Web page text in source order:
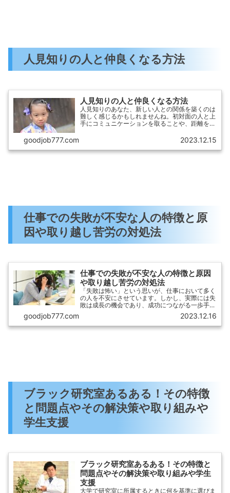
人見知りの人と仲良くなる方法
人見知りの人と仲良くなる方法
人見知りのあなた、新しい人との関係を築くのは
難しく感じるかもしれませんね。初対面の人と上
手にコミュニケーションを取ることや、距離を縮
ょうか。この記事では、人見知りの人と仲良くな
goodjob777.com 2023.12.15
仕事での失敗が不安な人の特徴と原
因や取り越し苦労の対処法
仕事での失敗が不安な人の特徴と原因
や取り越し苦労の対処法
「失敗は怖い」という思いが、仕事において多く
の人を不安にさせています。しかし、実際には失
敗は成長の機会であり、成功につながる一歩手前
ともいえます。この記事では、「仕事での失敗が
不安な人」に焦点を当て、その特徴や原因、また
取り越し苦労の対処法について分かりやすく解説
goodjob777.com 2023.12.16
ブラック研究室あるある！その特徴
と問題点やその解決策や取り組みや
学生支援
ブラック研究室あるある！その特徴と
問題点やその解決策や取り組みや学生
支援
大学で研究室に所属するときに何を基準に選びま